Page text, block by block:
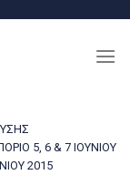
5, 6 & 7 ΙΟΥΝΙΟΥ
2015